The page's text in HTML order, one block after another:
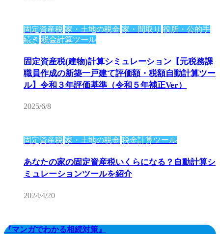
固定資産税 家・土地の税金 家・間取り 役所・公的手
続き 税金計算ツール
固定資産税(建物)計算シミュレーション【元税務課
職員作成の新築一戸建て評価額・税額自動計算ツー
ル】令和３年評価基準（令和５年補正Ver）
2025/6/8
固定資産税 家・土地の税金 税金計算ツール
あなたの家の固定資産税いくらになる？自動計算シ
ミュレーションツールを紹介
2024/4/20
『マンガでわかる相続対策』